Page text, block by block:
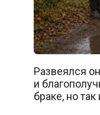
Развеялся
и
браке, но